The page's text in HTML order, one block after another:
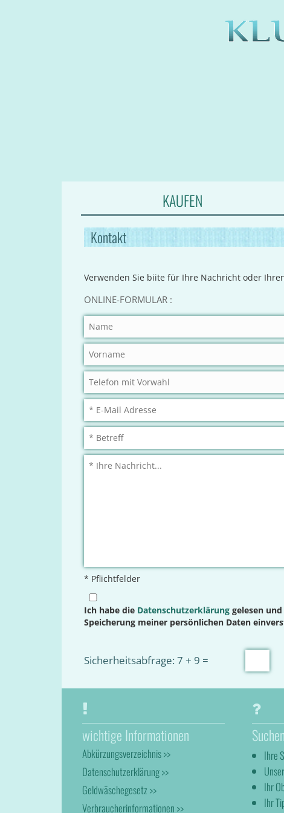
KAUFEN
Kontakt
Verwenden Sie biite für Ihre Nachricht oder
ONLINE-FORMULAR :
* Pflichtfelder
Ich habe die Datenschutzerklärung gelesen
Speicherung meiner persönlichen Daten
Sicherheitsabfrage: 7 + 9 =
wichtige Informationen
Abkürzungsverzeichnis >>
Datenschutzerklärung >>
Geldwäschegesetz >>
Verbraucherinformationen >>
Ihre
Ihr
Ihr